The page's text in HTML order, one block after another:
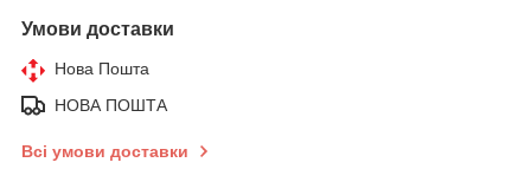
Умови доставки
Нова Пошта
НОВА ПОШТА
Всі умови доставки